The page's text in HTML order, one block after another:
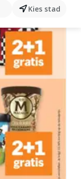
producten...
Kies stad